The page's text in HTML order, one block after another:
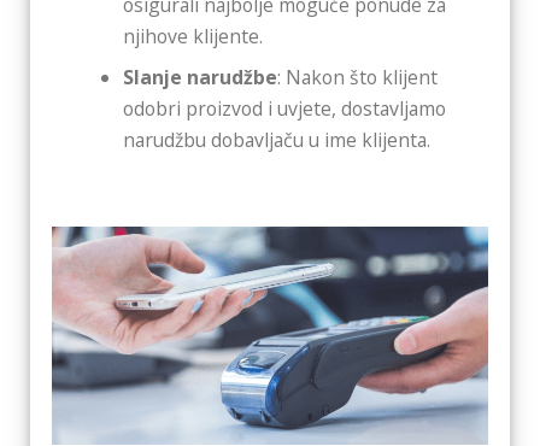
njihove klijente.
Slanje narudžbe: Nakon što klijent
odobri proizvod i uvjete, dostavljamo
narudžbu dobavljaču u ime klijenta.